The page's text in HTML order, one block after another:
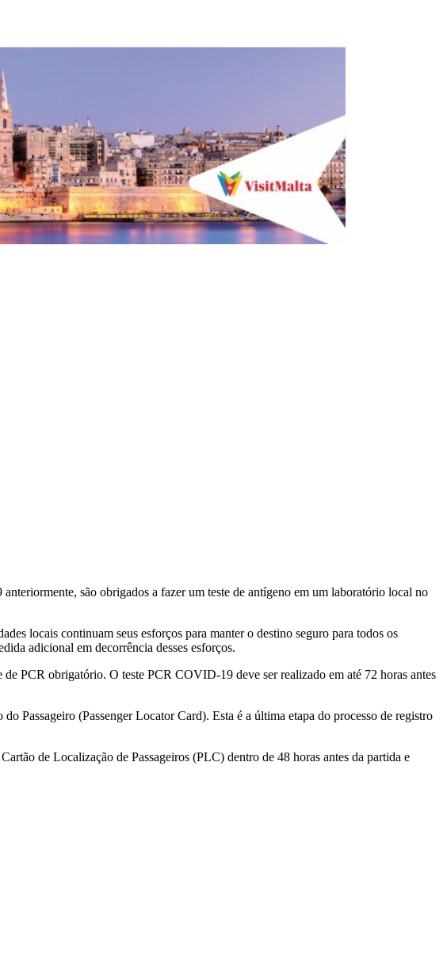
são obrigados a fazer um teste de antígeno em um laboratório local no
locais continuam seus esforços para manter o destino seguro para todos os
adicional em decorrência desses esforços.
PCR obrigatório. O teste PCR COVID-19 deve ser realizado em até 72 horas antes
Passageiro (Passenger Locator Card). Esta é a última etapa do processo de registro
de Localização de Passageiros (PLC) dentro de 48 horas antes da partida e